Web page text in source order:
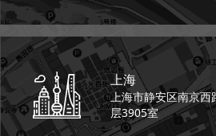
上海
上海市静安区南京西
层3905室